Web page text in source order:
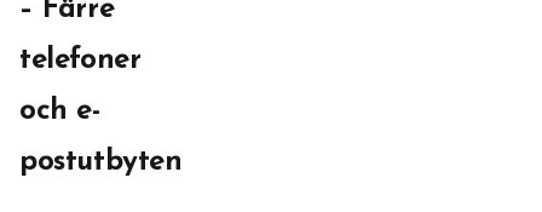
– Färre
telefoner
och e-
postutbyten